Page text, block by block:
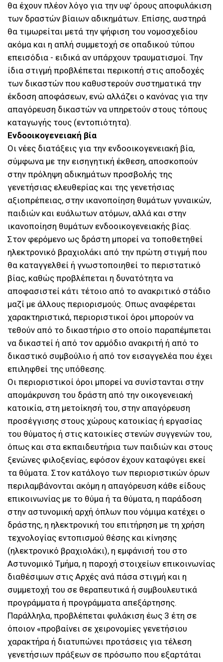
θα έχουν πλέον λόγο για την υφ’ όρους αποφυλάκιση
των δραστών βίαιων αδικημάτων. Επίσης, αυστηρά
θα τιμωρείται μετά την ψήφιση του νομοσχεδίου
ακόμα και η απλή συμμετοχή σε οπαδικού τύπου
επεισόδια - ειδικά αν υπάρχουν τραυματισμοί. Την
ίδια στιγμή προβλέπεται περικοπή στις αποδοχές
των δικαστών που καθυστερούν συστηματικά την
έκδοση αποφάσεων, ενώ αλλάζει ο κανόνας για την
απαγόρευση δικαστών να υπηρετούν στους τόπους
καταγωγής τους (εντοπιότητα).
Ενδοοικογενειακή βία
Οι νέες διατάξεις για την ενδοοικογενειακή βία,
σύμφωνα με την εισηγητική έκθεση, αποσκοπούν
στην πρόληψη αδικημάτων προσβολής της
γενετήσιας ελευθερίας και της γενετήσιας
αξιοπρέπειας, στην ικανοποίηση θυμάτων γυναικών,
παιδιών και ευάλωτων ατόμων, αλλά και στην
ικανοποίηση θυμάτων ενδοοικογενειακής βίας.
Στον φερόμενο ως δράστη μπορεί να τοποθετηθεί
ηλεκτρονικό βραχιολάκι από την πρώτη στιγμή που
θα καταγγελθεί ή γνωστοποιηθεί το περιστατικό
βίας, καθώς προβλέπεται η δυνατότητα να
αποφασιστεί κάτι τέτοιο από το ανακριτικό στάδιο
μαζί με άλλους περιορισμούς. Οπως αναφέρεται
χαρακτηριστικά, περιοριστικοί όροι μπορούν να
τεθούν από το δικαστήριο στο οποίο παραπέμπεται
να δικαστεί ή από τον αρμόδιο ανακριτή ή από το
δικαστικό συμβούλιο ή από τον εισαγγελέα που έχει
επιληφθεί της υπόθεσης.
Οι περιοριστικοί όροι μπορεί να συνίστανται στην
απομάκρυνση του δράστη από την οικογενειακή
κατοικία, στη μετοίκησή του, στην απαγόρευση
προσέγγισης στους χώρους κατοικίας ή εργασίας
του θύματος ή στις κατοικίες στενών συγγενών του,
όπως και στα εκπαιδευτήρια των παιδιών και στους
ξενώνες φιλοξενίας, εφόσον έχουν καταφύγει εκεί
τα θύματα. Στον κατάλογο των περιοριστικών όρων
περιλαμβάνονται ακόμη η απαγόρευση κάθε είδους
επικοινωνίας με το θύμα ή τα θύματα, η παράδοση
στην αστυνομική αρχή όπλων που νόμιμα κατέχει ο
δράστης, η ηλεκτρονική του επιτήρηση με τη χρήση
τεχνολογίας εντοπισμού θέσης και κίνησης
(ηλεκτρονικό βραχιολάκι), η εμφάνισή του στο
Αστυνομικό Τμήμα, η παροχή στοιχείων επικοινωνίας
διαθέσιμων στις Αρχές ανά πάσα στιγμή και η
συμμετοχή του σε θεραπευτικά ή συμβουλευτικά
προγράμματα ή προγράμματα απεξάρτησης.
Παράλληλα, προβλέπεται φυλάκιση έως 3 έτη σε
όποιον «προβαίνει σε χειρονομίες γενετήσιου
χαρακτήρα ή διατυπώνει προτάσεις για τέλεση
γενετήσιων πράξεων σε πρόσωπο που εξαρτάται